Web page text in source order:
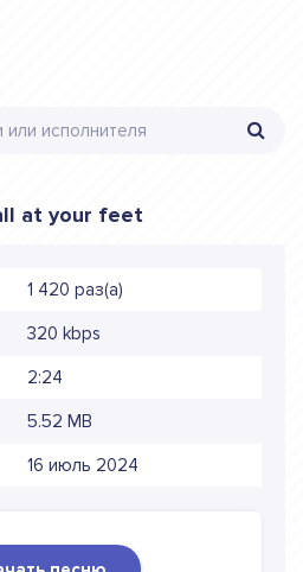
at your feet
1 420 раз(а)
320 kbps
2:24
5.52 MB
16 июль 2024